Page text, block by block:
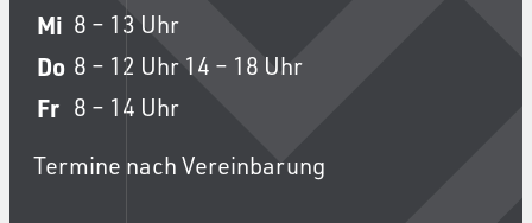
Mi 8 – 13 Uhr
Do 8 – 12 Uhr 14 – 18 Uhr
Fr 8 – 14 Uhr
Termine nach Vereinbarung